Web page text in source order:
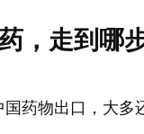
，走到哪
药物出口，大多